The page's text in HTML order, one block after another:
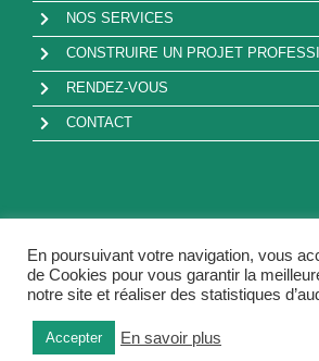
NOS SERVICES
CONSTRUIRE UN PROJET
RENDEZ-VOUS
CONTACT
Copyright - AFIPPH | Tous droits réservés
En poursuivant votre navigation, vous
de Cookies pour vous garantir la
notre site et réaliser des statistiques
Accepter En savoir plus